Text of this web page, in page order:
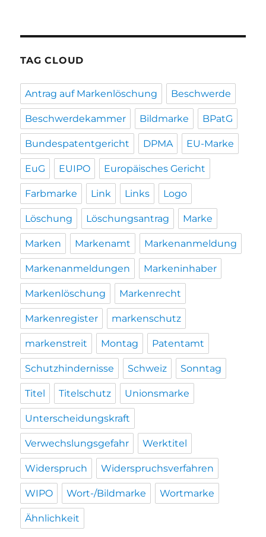
TAG CLOUD
Antrag auf Markenlöschung Beschwerde
Beschwerdekammer Bildmarke BPatG
Bundespatentgericht DPMA EU-Marke
EuG EUIPO Europäisches Gericht
Farbmarke Link Links Logo
Löschung Löschungsantrag Marke
Marken Markenamt Markenanmeldung
Markenanmeldungen Markeninhaber
Markenlöschung Markenrecht
Markenregister markenschutz
markenstreit Montag Patentamt
Schutzhindernisse Schweiz Sonntag
Titel Titelschutz Unionsmarke
Unterscheidungskraft
Verwechslungsgefahr Werktitel
Widerspruch Widerspruchsverfahren
WIPO Wort-/Bildmarke Wortmarke
Ähnlichkeit